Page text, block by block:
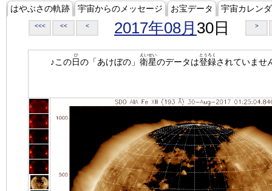
はやぶさの軌跡 宇宙からのメッセージ お宝データ 宇宙カレン
<<< << < 2017年08月 30日 >
♪この日
ひ
の「あけぼの」 衛星
えいせい
のデータは登録
とうろく
されていませ